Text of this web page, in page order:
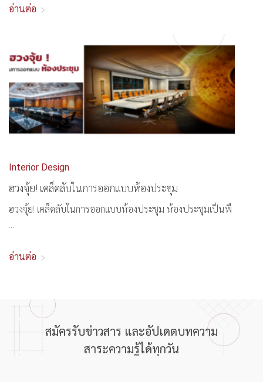
อ่านต่อ
Interior Design
ฮวงจุ้ย! เคล็ดลับในการออกแบบห้องประชุม
ฮวงจุ้ย! เคล็ดลับในการออกแบบห้องประชุม ห้องประชุมเป็นพื
...
อ่านต่อ
สมัครรับข่าวสาร และอัปเดตบทความ
สาระความรู้ได้ทุกวัน